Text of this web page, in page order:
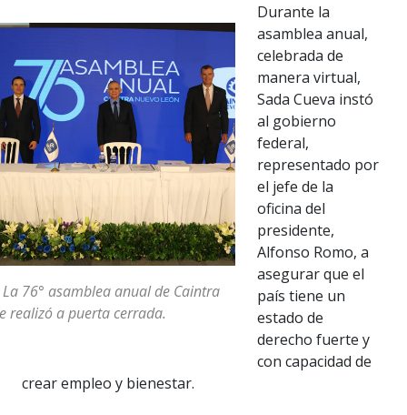
La 76° asamblea anual de Caintra
realizó a puerta cerrada.
Durante la
asamblea anual,
celebrada de
manera virtual,
Sada Cueva instó
al gobierno
federal,
representado por
el jefe de la
oficina del
presidente,
Alfonso Romo, a
asegurar que el
país tiene un
estado de
derecho fuerte y
con capacidad de
crear empleo y bienestar.